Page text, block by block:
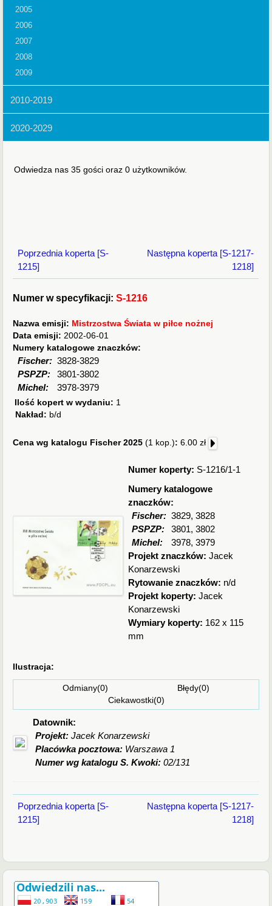
2005
2006
2007
2008
2009
2010-2019
2020-2029
Odwiedza nas 35 gości oraz 0 użytkowników.
Poprzednia koperta [S-
1215]
Następna koperta [S-1217-
1218]
Numer w specyfikacji:S-1216
Nazwa emisji: Mistrzostwa Świata w piłce nożnej
Data emisji:2002-06-01
Numery katalogowe znaczków:
Fischer: 3828-3829
PSPZP:
3801-3802
Michel:
3978-3979
Ilość kopert w wydaniu: 1
Nakład: b/d
Cena wg katalogu Fischer 2025(1 kop.): 6.00 zł
Numer koperty: S-1216/1-1
Numery katalogowe
znaczków:
Fischer: 3829, 3828
PSPZP:
3801, 3802
Michel:
3978, 3979
Projekt znaczków:Jacek
Konarzewski
Rytowanie znaczków: n/d
Projekt koperty:Jacek
Konarzewski
Wymiary koperty: 162 x 115
mm
Ilustracja:
Odmiany(0) Błędy(0)
Ciekawostki(0)
Datownik:
Projekt:Jacek Konarzewski
Placówka pocztowa: Warszawa 1
Numer wg katalogu S. Kwoki:02/131
Poprzednia koperta [S-
1215]
Następna koperta [S-1217-
1218]